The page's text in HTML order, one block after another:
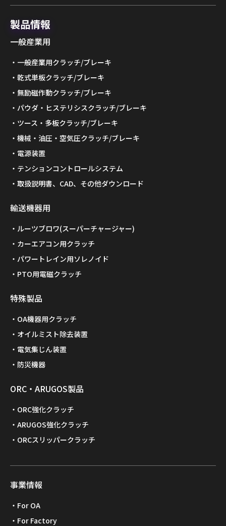
製品情報
一般産業用
一般産業用クラッチ/ブレーキ
乾式単板クラッチ/ブレーキ
無励磁作動クラッチ/ブレーキ
パウダ・ヒステリシスクラッチ/ブレーキ
ツース・多板クラッチ/ブレーキ
機械・油圧・空気圧クラッチ/ブレーキ
電源装置
テンションコントロールシステム
取扱説明書、CAD、その他ダウンロード
輸送機器用
ルーツブロワ(スーパーチャージャー)
カーエアコン用クラッチ
パワートレイン用ソレノイド
PTO用電磁クラッチ
特殊製品
OA機器用クラッチ
オイルミスト除去装置
電気集じん装置
防災機器
ORC・ARUGOS製品
ORC強化クラッチ
ARUGOS強化クラッチ
ORCスリッパークラッチ
事業情報
For OA
For Factory